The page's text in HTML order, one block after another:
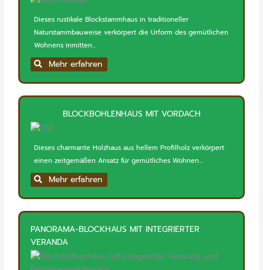
Dieses rustikale Blockstammhaus in traditioneller
Naturstammbauweise verkörpert die Urform des gemütlichen
Wohnens inmitten...
Mehr erfahren
BLOCKBOHLENHAUS MIT VORDACH
Dieses charmante Holzhaus aus hellem Profilholz verkörpert
einen zeitgemäßen Ansatz für gemütliches Wohnen...
Mehr erfahren
PANORAMA-BLOCKHAUS MIT INTEGRIERTER
VERANDA